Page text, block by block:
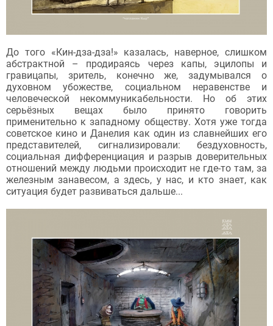
До того «Кин-дза-дза!» казалась, наверное, слишком
абстрактной – продираясь через капы, эцилопы и
гравицапы, зритель, конечно же, задумывался о
духовном убожестве, социальном неравенстве и
человеческой некоммуникабельности. Но об этих
серьёзных вещах было принято говорить
применительно к западному обществу. Хотя уже тогда
советское кино и Данелия как один из славнейших его
представителей, сигнализировали: бездуховность,
социальная дифференциация и разрыв доверительных
отношений между людьми происходит не где-то там, за
железным занавесом, а здесь, у нас, и кто знает, как
ситуация будет развиваться дальше...